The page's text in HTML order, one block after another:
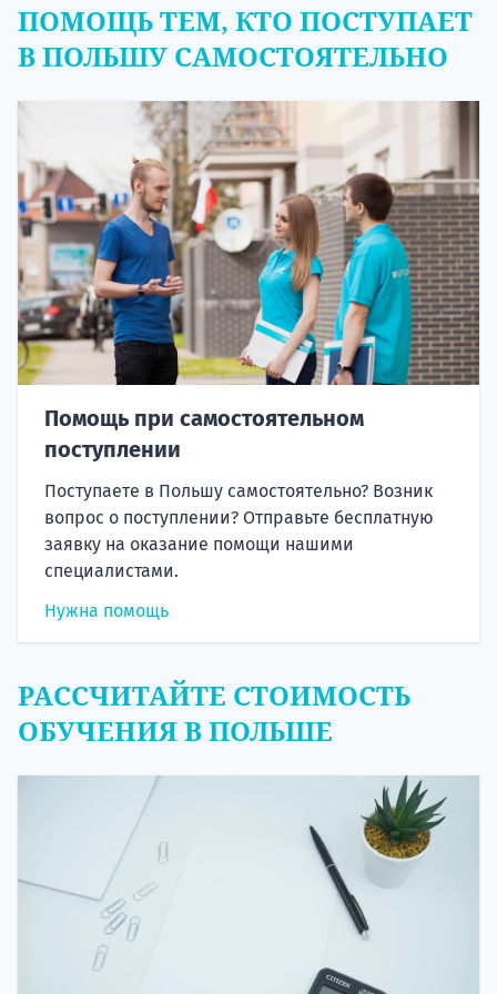
ПОМОЩЬ ТЕМ, КТО ПОСТУПАЕТ
В ПОЛЬШУ САМОСТОЯТЕЛЬНО
Помощь при самостоятельном
поступлении
Поступаете в Польшу самостоятельно? Возник
вопрос о поступлении? Отправьте бесплатную
заявку на оказание помощи нашими
специалистами.
Нужна помощь
РАССЧИТАЙТЕ СТОИМОСТЬ
ОБУЧЕНИЯ В ПОЛЬШЕ